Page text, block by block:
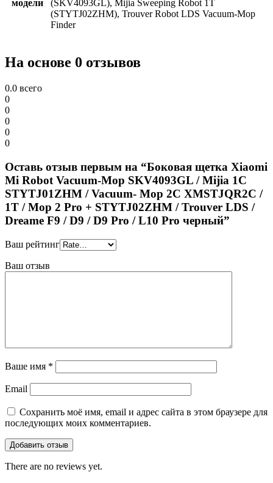
модели
(SKV4093GL), Mijia Sweeping Robot 1T
(STYTJ02ZHM), Trouver Robot LDS Vacuum-Mop
Finder
На основе 0 отзывов
0.0 всего
0
0
0
0
0
Оставь отзыв первым на “Боковая щетка Xiaomi
Mi Robot Vacuum-Mop SKV4093GL / Mijia 1C
STYTJ01ZHM / Vacuum- Mop 2C XMSTJQR2C /
1T / Mop 2 Pro + STYTJ02ZHM / Trouver LDS /
Dreame F9 / D9 / D9 Pro / L10 Pro черный”
Ваш рейтинг
Ваш отзыв
Ваше имя *
Email
Сохранить моё имя, email и адрес сайта в этом браузере для
последующих моих комментариев.
There are no reviews yet.